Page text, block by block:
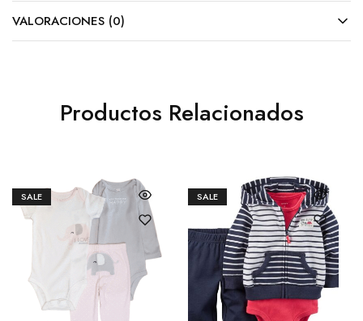
VALORACIONES (0)
Productos Relacionados
SALE SALE